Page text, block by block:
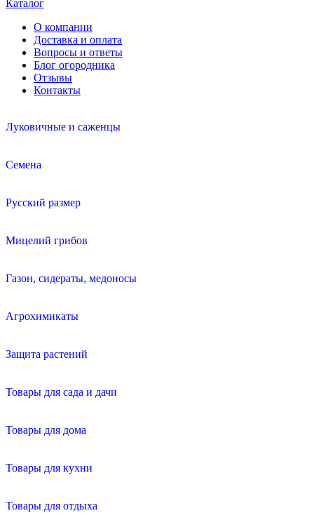
Каталог
О компании
Доставка и оплата
Вопросы и ответы
Блог огородника
Отзывы
Контакты
Луковичные и саженцы
Семена
Русский размер
Мицелий грибов
Газон, сидераты, медоносы
Агрохимикаты
Защита растений
Товары для сада и дачи
Товары для дома
Товары для кухни
Товары для отдыха